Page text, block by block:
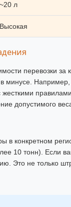
~20 л
Высокая
перевозки
минусе. Например,
допустимого
в конкретном
10 тонн). Если
Это не только